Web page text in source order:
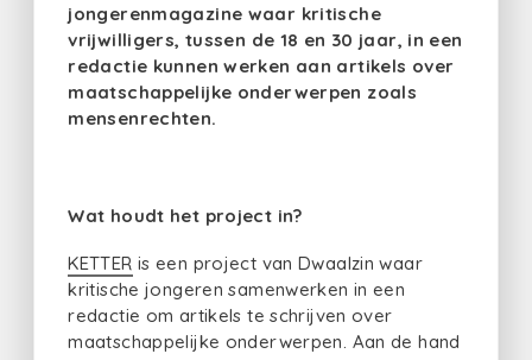
jongerenmagazine waar kritische
vrijwilligers, tussen de 18 en 30 jaar, in een
redactie kunnen werken aan artikels over
maatschappelijke onderwerpen zoals
mensenrechten.
Wat houdt het project in?
KETTER is een project van Dwaalzin waar
kritische jongeren samenwerken in een
redactie om artikels te schrijven over
maatschappelijke onderwerpen. Aan de hand